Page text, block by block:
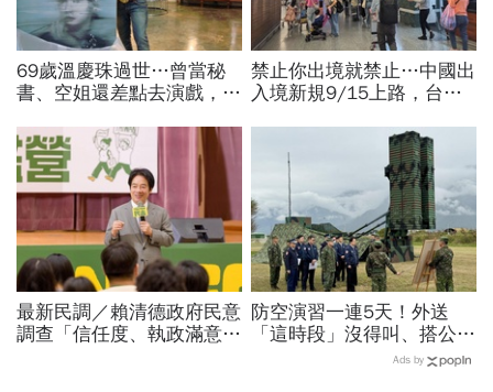
69歲溫慶珠過世…曾當秘
書、空姐還差點去演戲，擁
好友悼：她活成一件作品
禁止你出境就禁止…中國出
入境新規9/15上路，台灣
職業特別注意：前例在這
最新民調／賴清德政府民意
調查「信任度、執政滿意
防空演習一連5天！外送
「這時段」沒得叫、搭公車
有影響？漢光演習各縣市管
Ads by